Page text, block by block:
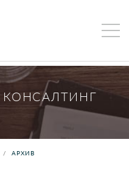
КОНСАЛТИНГ
АРХИВ